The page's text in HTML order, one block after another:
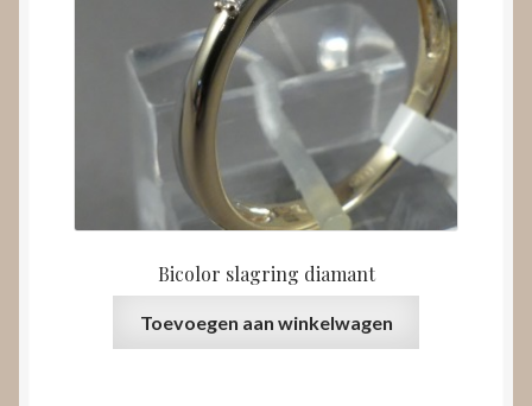
Bicolor slagring diamant
Toevoegen aan winkelwagen